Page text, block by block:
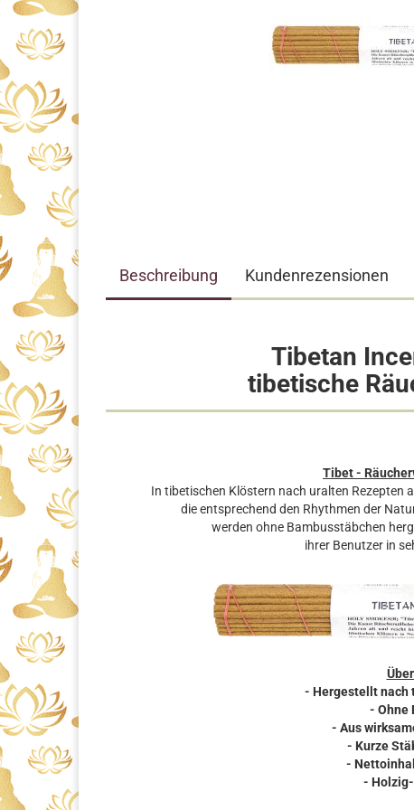
Beschreibung Kundenrezensionen
Tibetan
tibetische
Tibet -
In tibetischen Klöstern nach uralten Rezepten
die entsprechend den Rhythmen der
werden ohne Bambusstäbchen
ihrer Benutzer in
- Hergestellt nach
- Ohne
- Aus
- Kurze
-
-